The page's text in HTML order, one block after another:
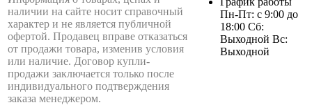
наличии на сайте носит справочный
характер и не является публичной
офертой. Продавец вправе отказаться
от продажи товара, изменив условия
или наличие. Договор купли-
продажи заключается только после
индивидуального подтверждения
заказа менеджером.
Пн-Пт: с 9:00 до
18:00 Сб:
Выходной Вс:
Выходной